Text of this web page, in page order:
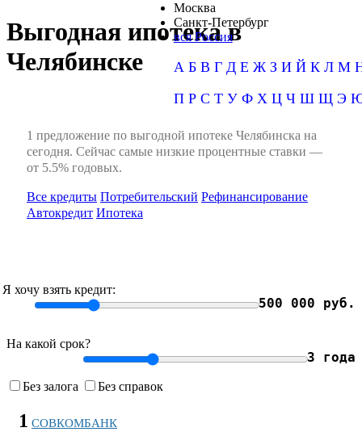
Москва
Санкт-Петербург
вся Россия
А Б В Г Д Е Ж З И Й К Л М
П Р С Т У Ф Х Ц Ч Ш Щ Э
Выгодная ипотека в
Челябинске
1 предложение по выгодной ипотеке Челябинска на
сегодня. Сейчас самые низкие процентные ставки —
от 5.5% годовых.
Все кредиты Потребительский Рефинансирование
Автокредит Ипотека
Я хочу взять кредит:
500 000 руб.
На какой срок?
3 года
Без залога Без справок
1 СОВКОМБАНК